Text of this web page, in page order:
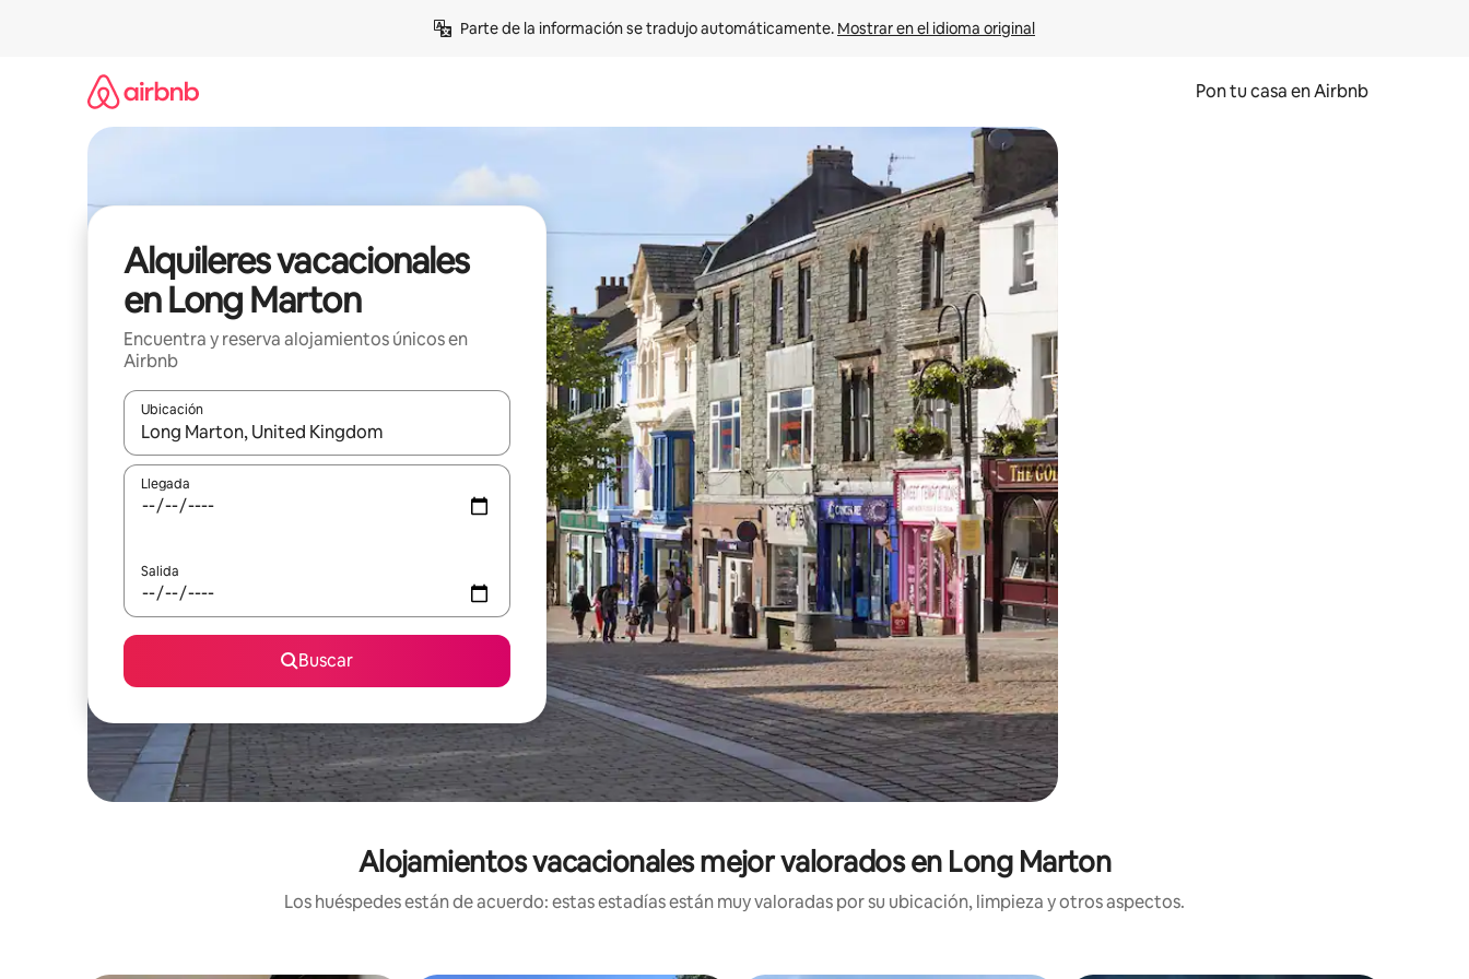
Parte de la información se tradujo automáticamente. Mostrar en el idioma original
Pon tu casa en Airbnb
Alquileres vacacionales
en Long Marton
Encuentra y reserva alojamientos únicos en
Airbnb
Ubicación
Cuando los resultados estén disponibles, navega con las teclas de flecha hacia arriba y hacia abajo o explora con el tacto o desliza el dedo.
Llegada
Salida
Buscar
Alojamientos vacacionales mejor valorados en Long Marton
Los huéspedes están de acuerdo: estas estadías están muy valoradas por su ubicación, limpieza y otros aspectos.